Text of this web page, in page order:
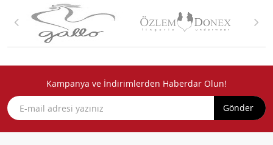
Kampanya ve İndirimlerden Haberdar Olun!
Gönder